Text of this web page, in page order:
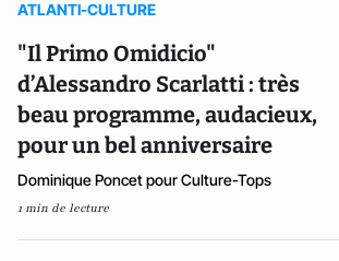
ATLANTI-CULTURE
"Il Primo Omidicio"
d’Alessandro Scarlatti : très
beau programme, audacieux,
pour un bel anniversaire
Dominique Poncet pour Culture-Tops
1 min de lecture